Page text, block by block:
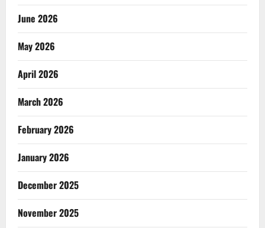
June 2026
May 2026
April 2026
March 2026
February 2026
January 2026
December 2025
November 2025